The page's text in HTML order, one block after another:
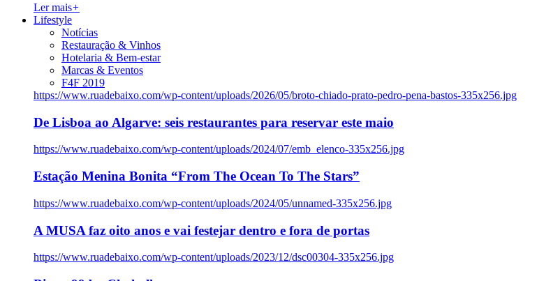
Ler mais+
Lifestyle
Notícias
Restauração & Vinhos
Hotelaria & Bem-estar
Marcas & Eventos
F4F 2019
https://www.ruadebaixo.com/wp-content/uploads/2026/05/broto-chiado-prato-pedro-pena-bastos-335x256.jpg
De Lisboa ao Algarve: seis restaurantes para reservar este maio
https://www.ruadebaixo.com/wp-content/uploads/2024/07/emb_elenco-335x256.jpg
Estação Menina Bonita “From The Ocean To The Stars”
https://www.ruadebaixo.com/wp-content/uploads/2024/05/unnamed-335x256.jpg
A MUSA faz oito anos e vai festejar dentro e fora de portas
https://www.ruadebaixo.com/wp-content/uploads/2023/12/dsc00304-335x256.jpg